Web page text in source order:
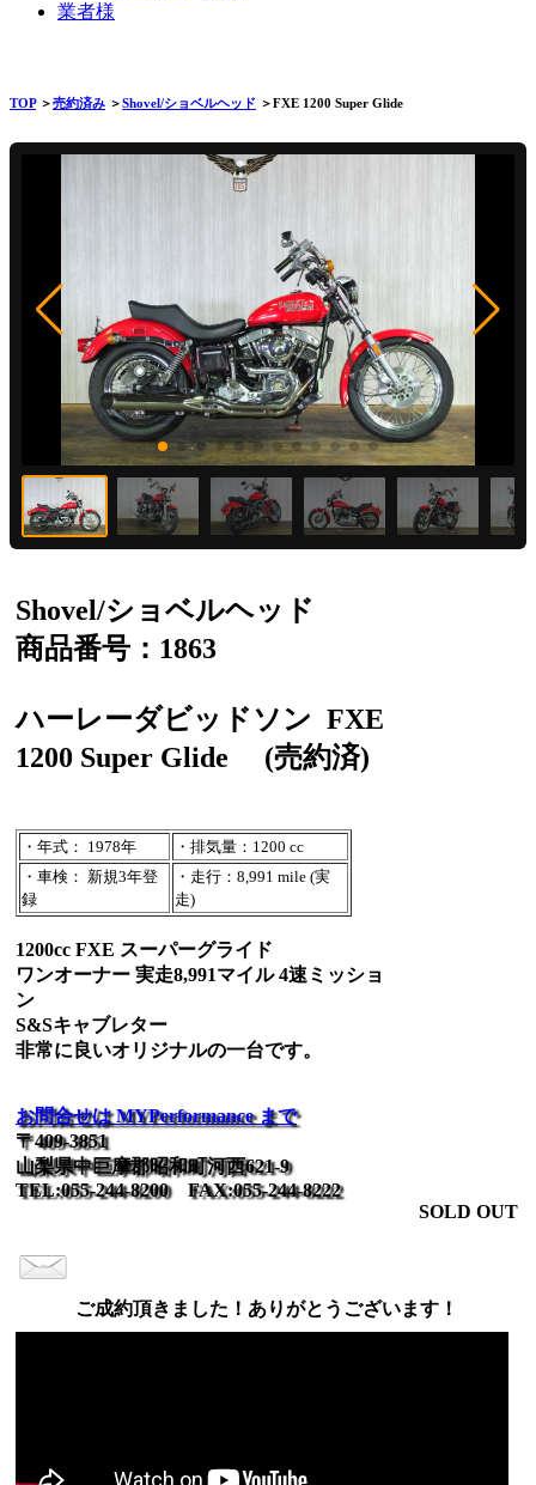
業者様
TOP＞売約済み ＞Shovel/ショベルヘッド ＞FXE 1200 Super Glide
Shovel/ショベルヘッド
商品番号：1863
ハーレーダビッドソン FXE
1200 Super Glide
(売約済)
・年式： 1978年
・排気量：1200 cc
・車検： 新規3年登
録
・走行：8,991 mile (実
走)
1200cc FXE スーパーグライド
ワンオーナー 実走8,991マイル 4速ミッショ
ン
S&Sキャブレター
非常に良いオリジナルの一台です。
お問合せは MYPerformance まで
〒409-3851
山梨県中巨摩郡昭和町河西621-9
TEL:055-244-8200 FAX:055-244-8222
SOLD OUT
ご成約頂きました！ありがとうございます！